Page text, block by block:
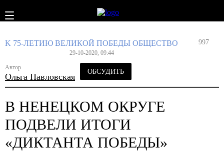
K 75-ЛЕТИЮ ВЕЛИКОЙ ПОБЕДЫ ОБЩЕСТВО
29-10-2020, 09:44
Автор
Ольга Павловская
997
ОБСУДИТЬ
В НЕНЕЦКОМ ОКРУГЕ
ПОДВЕЛИ ИТОГИ
«ДИКТАНТА ПОБЕДЫ»